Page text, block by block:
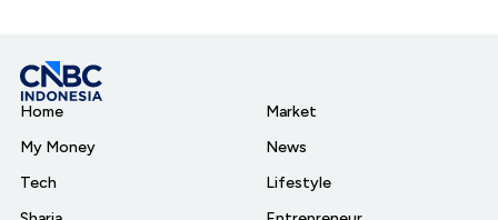
Home
My Money
Tech
Market
News
Lifestyle